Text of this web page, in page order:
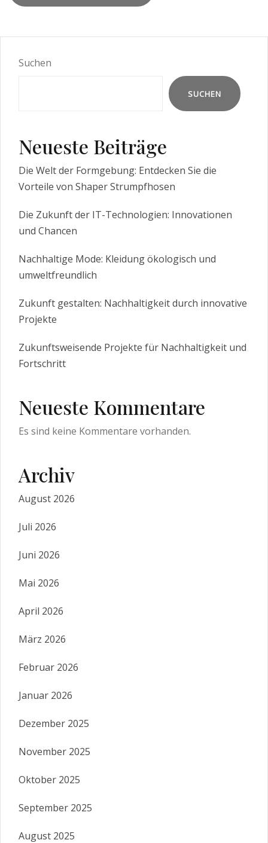
Suchen
SUCHEN
Neueste Beiträge
Die Welt der Formgebung: Entdecken Sie die
Vorteile von Shaper Strumpfhosen
Die Zukunft der IT-Technologien: Innovationen
und Chancen
Nachhaltige Mode: Kleidung ökologisch und
umweltfreundlich
Zukunft gestalten: Nachhaltigkeit durch innovative
Projekte
Zukunftsweisende Projekte für Nachhaltigkeit und
Fortschritt
Neueste Kommentare
Es sind keine Kommentare vorhanden.
Archiv
August 2026
Juli 2026
Juni 2026
Mai 2026
April 2026
März 2026
Februar 2026
Januar 2026
Dezember 2025
November 2025
Oktober 2025
September 2025
August 2025